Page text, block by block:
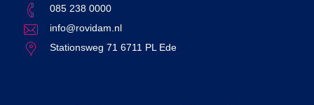
085 238 0000
info@rovidam.nl
Stationsweg 71 6711 PL Ede